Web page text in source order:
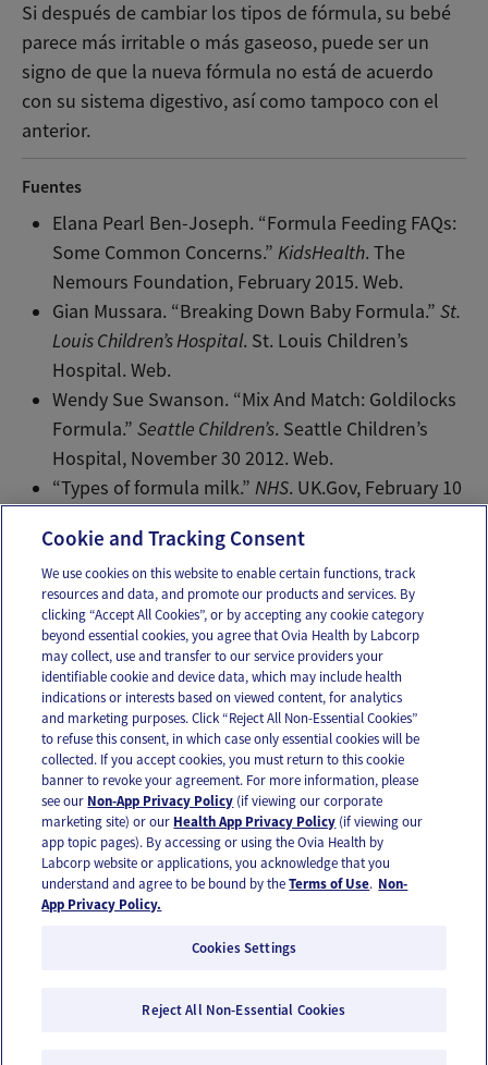
Si después de cambiar los tipos de fórmula, su bebé
parece más irritable o más gaseoso, puede ser un
signo de que la nueva fórmula no está de acuerdo
con su sistema digestivo, así como tampoco con el
anterior.
Fuentes
Elana Pearl Ben-Joseph. “Formula Feeding FAQs:
Some Common Concerns.”KidsHealth. The
Nemours Foundation, February 2015. Web.
Gian Mussara. “Breaking Down Baby Formula.”St.
Louis Children’s Hospital. St. Louis Children’s
Hospital. Web.
Wendy Sue Swanson. “Mix And Match: Goldilocks
Formula.”Seattle Children’s. Seattle Children’s
Hospital, November 30 2012. Web.
“Types of formula milk.”NHS. UK.Gov, February 10
Email Text
OUR APPS
FOLLOW US
© 2026 Ovia Health by Labcorp
Cookie and Tracking Consent
We use cookies on this website to enable certain functions, track
resources and data, and promote our products and services. By
clicking “Accept All Cookies”, or by accepting any cookie category
beyond essential cookies, you agree that Ovia Health by Labcorp
may collect, use and transfer to our service providers your
identifiable cookie and device data, which may include health
indications or interests based on viewed content, for analytics
and marketing purposes. Click “Reject All Non-Essential Cookies”
to refuse this consent, in which case only essential cookies will be
collected. If you accept cookies, you must return to this cookie
banner to revoke your agreement. For more information, please
see our Non-App Privacy Policy (if viewing our corporate
marketing site) or our Health App Privacy Policy (if viewing our
app topic pages). By accessing or using the Ovia Health by
Labcorp website or applications, you acknowledge that you
understand and agree to be bound by theTerms of Use. Non-
App Privacy Policy.
Cookies Settings
Reject All Non-Essential Cookies